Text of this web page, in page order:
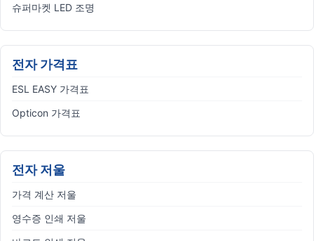
슈퍼마켓 LED 조명
전자 가격표
ESL EASY 가격표
Opticon 가격표
전자 저울
가격 계산 저울
영수증 인쇄 저울